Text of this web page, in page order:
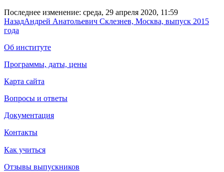
Последнее изменение: среда, 29 апреля 2020, 11:59
НазадАндрей Анатольевич Склезнев, Москва, выпуск 2015
года
Об институте
Программы, даты, цены
Карта сайта
Вопросы и ответы
Документация
Контакты
Как учиться
Отзывы выпускников